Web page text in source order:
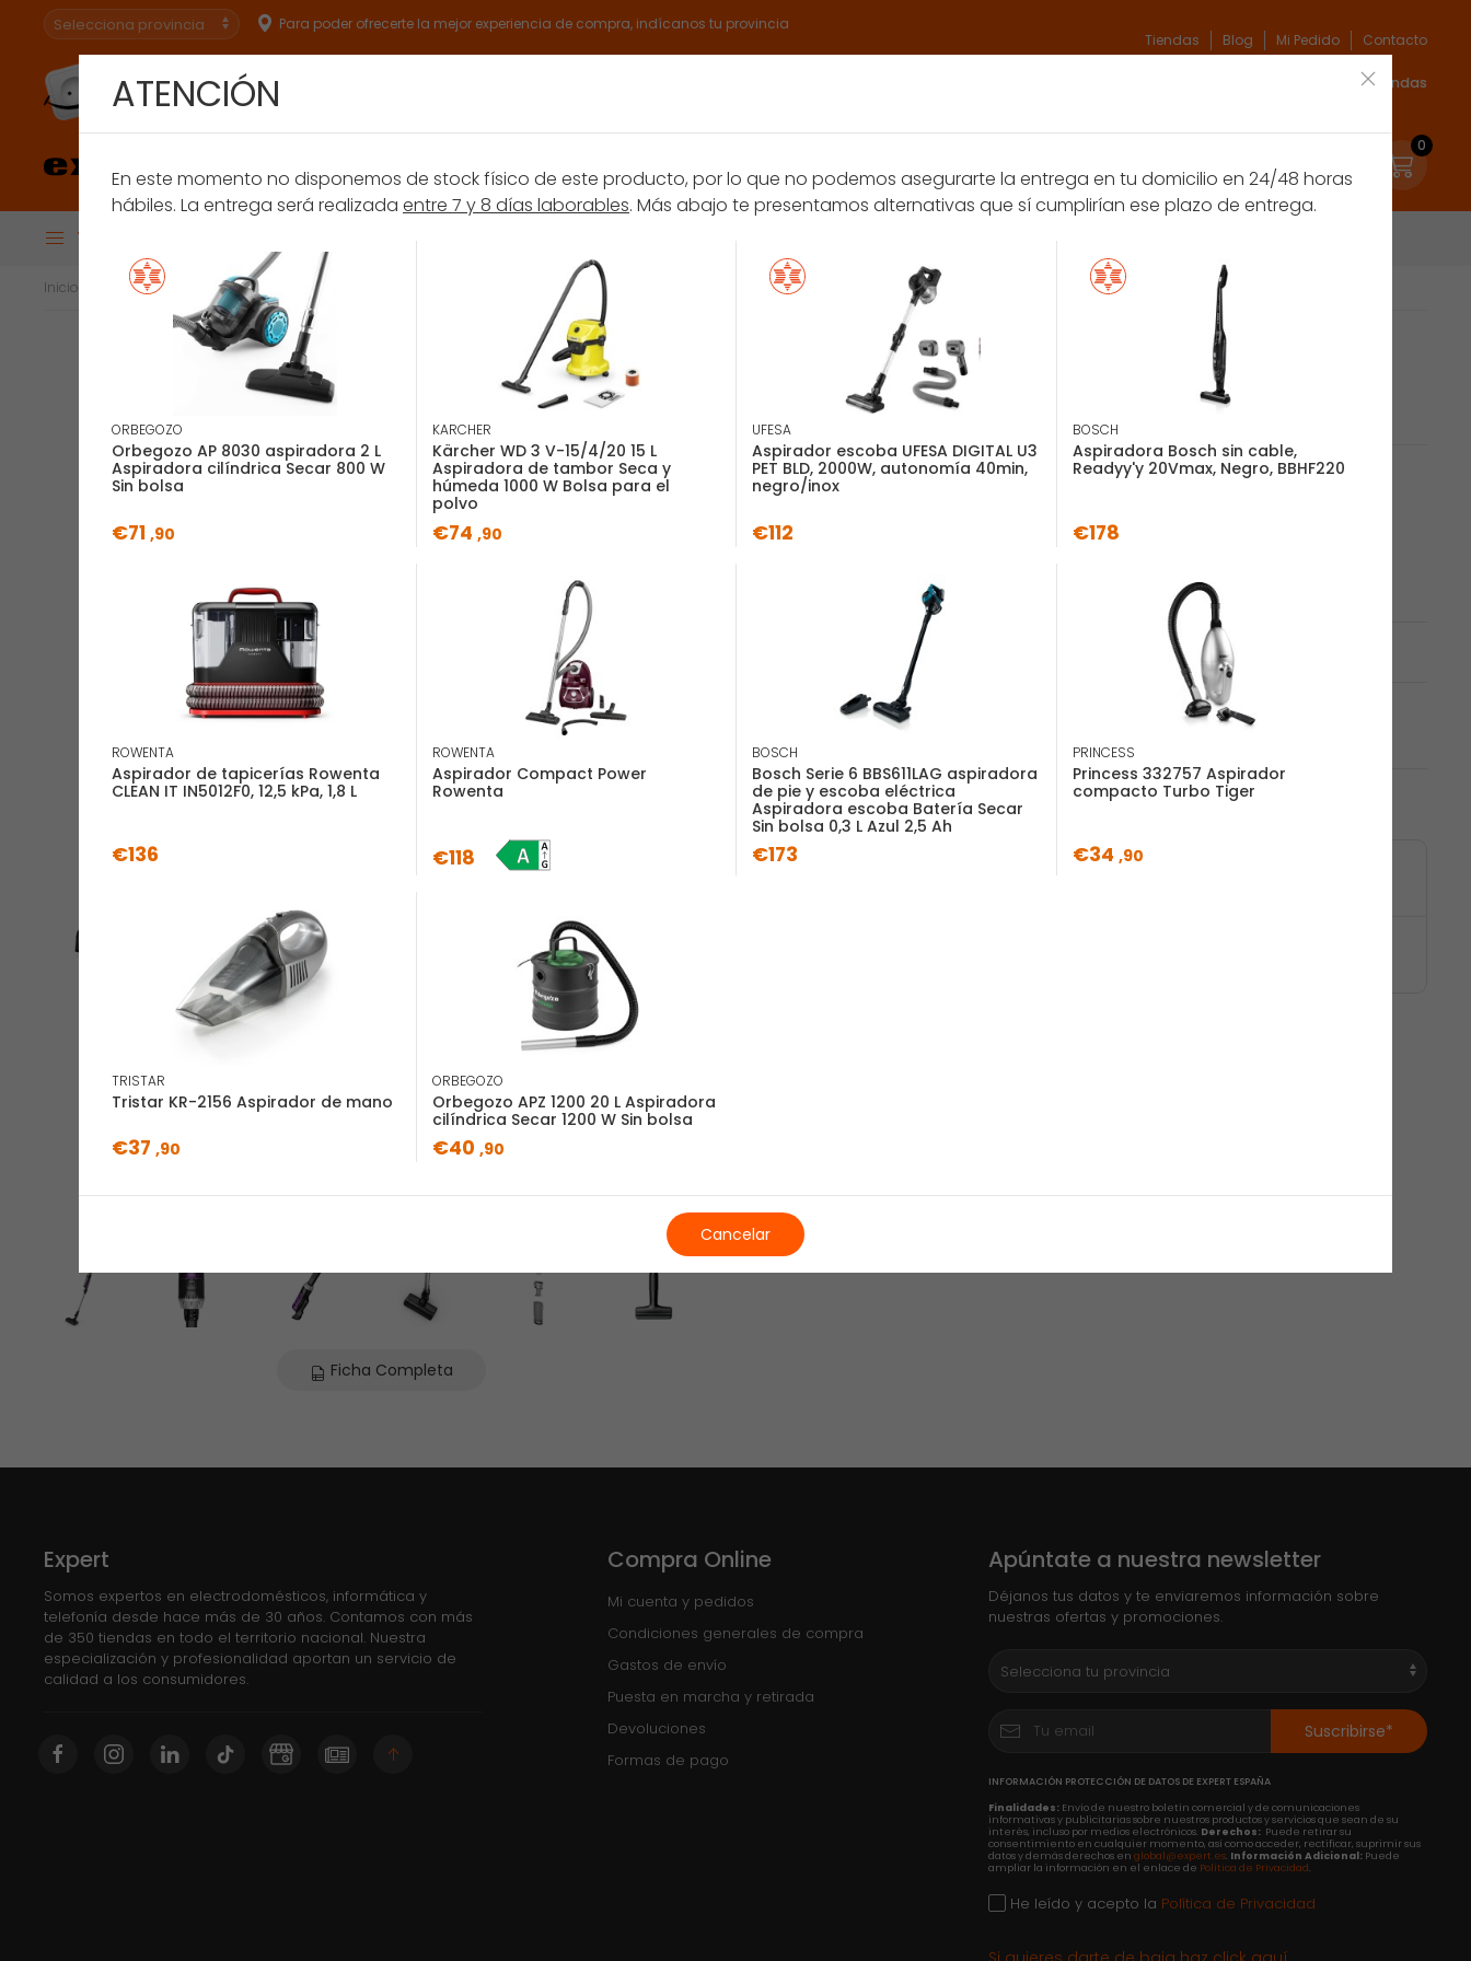
Para poder ofrecerte la mejor experiencia de compra, indícanos tu provincia
Tiendas
Blog Mi Pedido Contacto
Especialistas en
conectar.
Acceso Tiendas
0
Todas las Categorías Extensión de Garantía
Inicio Pequeños electrodomésticos Limpieza del hogar Rowenta X-NANO ESSENTIAL RH1129 aspiradora de mano Púrpura, Aluminio Sin bolsa
Ficha Completa
Rowenta X-NANO ESSENTIAL RH1129 aspiradora de
mano Púrpura, Aluminio Sin bolsa
Ficha de información
Características
Rowenta RH1129, Aspiradora escoba 2 en 1, Sin bolsa, Púrpura, Aluminio, 0,4 L,
Tipo de envío
Expert
Somos expertos en electrodomésticos, informática y
telefonía desde hace más de 30 años. Contamos con más
de 350 tiendas en todo el territorio nacional. Nuestra
especialización y profesionalidad aportan un servicio de
calidad a los consumidores.
Compra Online
Mi cuenta y pedidos
Condiciones generales de compra
Gastos de envío
Puesta en marcha y retirada
Devoluciones
Formas de pago
Apúntate a nuestra newsletter
Déjanos tus datos y te enviaremos información sobre
nuestras ofertas y promociones.
Suscribirse*
INFORMACIÓN PROTECCIÓN DE DATOS DE EXPERT ESPAÑA
Finalidades:Envío de nuestro boletín comercial y de comunicaciones
informativas y publicitarias sobre nuestros productos y servicios que sean de su
interés, incluso por medios electrónicos. Derechos:Puede retirar su
consentimiento en cualquier momento, así como acceder, rectificar, suprimir sus
datos y demás derechos en global@expert.es. Información Adicional:Puede
ampliar la información en el enlace de Política de Privacidad.
He leído y acepto la Política de Privacidad
ATENCIÓN
En este momento no disponemos de stock físico de este producto, por lo que no podemos asegurarte la entrega en tu domicilio en 24/48 horas
hábiles. La entrega será realizada entre 7 y 8 días laborables. Más abajo te presentamos alternativas que sí cumplirían ese plazo de entrega.
ORBEGOZO
Orbegozo AP 8030 aspiradora 2 L
Aspiradora cilíndrica Secar 800 W
Sin bolsa
€71 ,90
KARCHER
Kärcher WD 3 V-15/4/20 15 L
Aspiradora de tambor Seca y
húmeda 1000 W Bolsa para el
polvo
€74 ,90
UFESA
Aspirador escoba UFESA DIGITAL U3
PET BLD, 2000W, autonomía 40min,
negro/inox
€112
BOSCH
Aspiradora Bosch sin cable,
Readyy'y 20Vmax, Negro, BBHF220
€178
ROWENTA
Aspirador de tapicerías Rowenta
CLEAN IT IN5012F0, 12,5 kPa, 1,8 L
€136
ROWENTA
Aspirador Compact Power
Rowenta
€118
BOSCH
Bosch Serie 6 BBS611LAG aspiradora
de pie y escoba eléctrica
Aspiradora escoba Batería Secar
Sin bolsa 0,3 L Azul 2,5 Ah
€173
PRINCESS
Princess 332757 Aspirador
compacto Turbo Tiger
€34 ,90
TRISTAR
Tristar KR-2156 Aspirador de mano
€37 ,90
ORBEGOZO
Orbegozo APZ 1200 20 L Aspiradora
cilíndrica Secar 1200 W Sin bolsa
€40 ,90
Cancelar